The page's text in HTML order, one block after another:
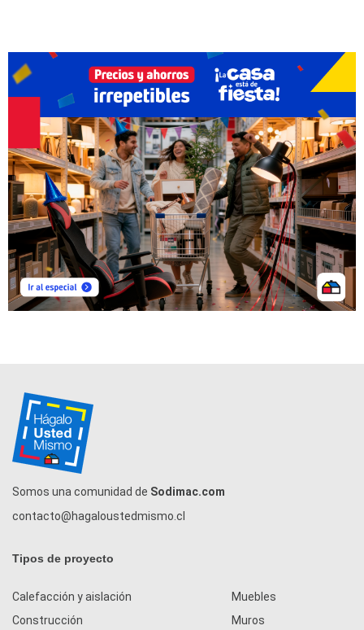
Somos una comunidad de Sodimac.com
contacto@hagaloustedmismo.cl
Tipos de proyecto
Calefacción y aislación
Construcción
Muebles
Muros